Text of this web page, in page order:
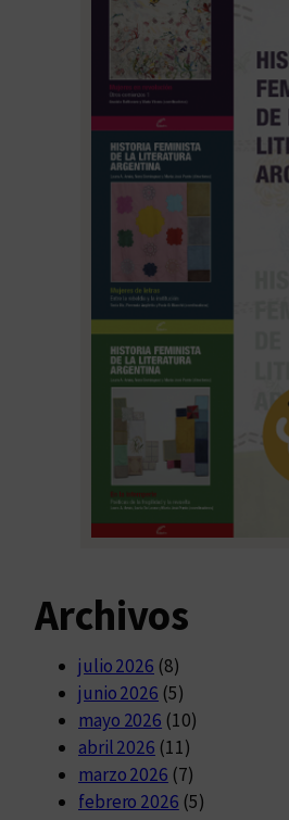
Archivos
julio 2026 (8)
junio 2026 (5)
mayo 2026 (10)
abril 2026 (11)
marzo 2026 (7)
febrero 2026 (5)